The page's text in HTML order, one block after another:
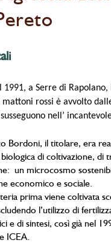
1991, a Serre di Rapolano,
mattoni rossi è avvolto
nell’
Bordoni, il titolare, era
biologica di coltivazione, di
un microcosmo
economico e sociale.
prima viene coltivata
l’utilizzo di
e di sintesi, così già nel
ICEA.